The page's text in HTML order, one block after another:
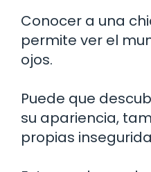
Conocer a una
permite ver el
ojos.
Puede que
su apariencia,
propias